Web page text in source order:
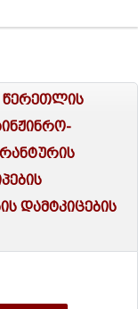
წერეთლის
დამტკიცების